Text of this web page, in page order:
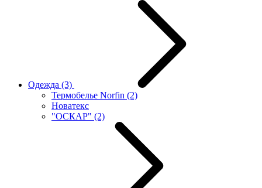
Одежда (3)
Термобелье Norfin (2)
Новатекс
"ОСКАР" (2)